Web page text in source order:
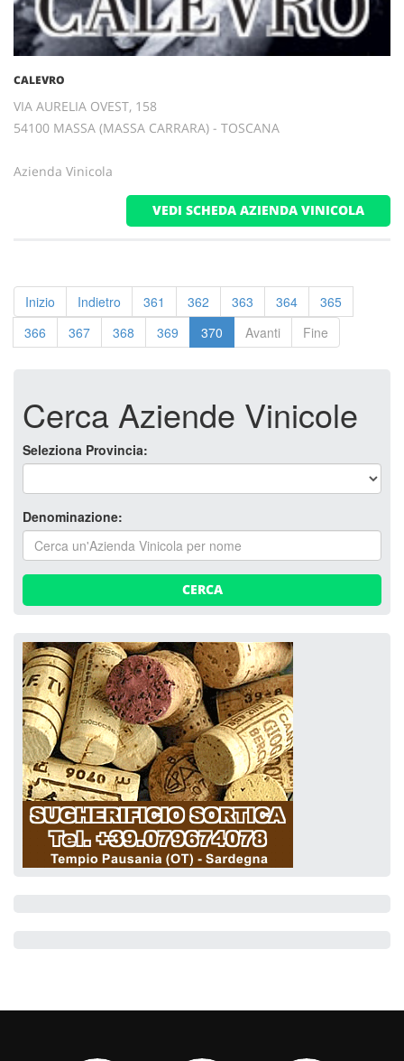
CALEVRO
VIA AURELIA OVEST, 158
54100 MASSA (MASSA CARRARA) - TOSCANA
Azienda Vinicola
VEDI SCHEDA AZIENDA VINICOLA
Inizio Indietro 361 362 363 364
365
366
367 368 369 370 Avanti Fine
Cerca Aziende Vinicole
Seleziona Provincia:
Denominazione:
CERCA